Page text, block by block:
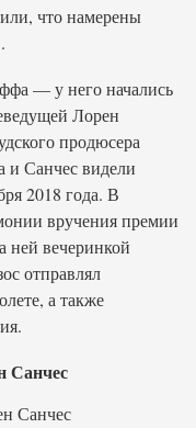
что намерены
— у него начались
Лорен
продюсера
и Санчес видели
2018 года. В
вручения премии
ней вечеринкой
отправлял
а также
Санчес